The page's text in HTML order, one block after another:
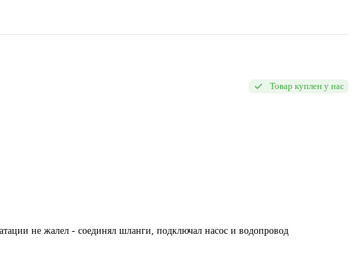
Товар куплен у нас
не жалел - соединял шланги, подключал насос и водопровод